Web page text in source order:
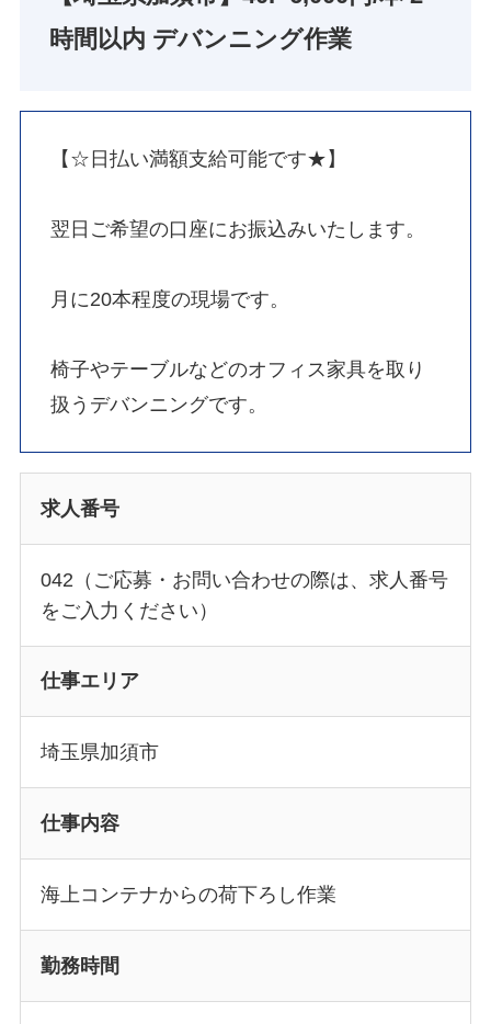
時間以内 デバンニング作業
【☆日払い満額支給可能です★】
翌日ご希望の口座にお振込みいたします。
月に20本程度の現場です。
椅子やテーブルなどのオフィス家具を取り
扱うデバンニングです。
求人番号
042（ご応募・お問い合わせの際は、求人番号
をご入力ください）
仕事エリア
埼玉県加須市
仕事内容
海上コンテナからの荷下ろし作業
勤務時間